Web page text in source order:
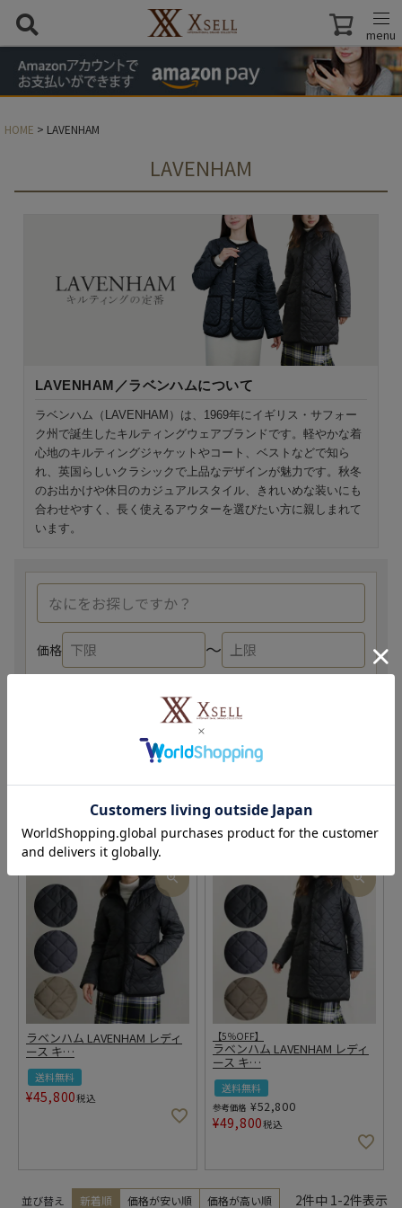
menu
HOME LAVENHAM
LAVENHAM
LAVENHAM／ラベンハムについて
ラベンハム（LAVENHAM）は、1969年にイギリス・サフォー
ク州で誕生したキルティングウェアブランドです。軽やかな着
心地のキルティングジャケットやコート、ベストなどで知ら
れ、英国らしいクラシックで上品なデザインが魅力です。秋冬
のお出かけや休日のカジュアルスタイル、きれいめな装いにも
合わせやすく、長く使えるアウターを選びたい方に親しまれて
います。
価格 〜
検索する
プラダ ルイヴィトン
ラベンハム LAVENHAM レディ
ース キ…
送料無料
¥45,800税込
【5％OFF】
ラベンハム LAVENHAM レディ
ース キ…
送料無料
参考価格 ¥52,800
¥49,800税込
並び替え 新着順 価格が安い順 価格が高い順 2件中 1-2件表示